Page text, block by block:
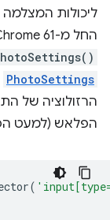
ליכולות
החל מ-Chrome 61, הפונקציה
PhotoSettings
הרזולוציה של
הפלאש (למעט
(